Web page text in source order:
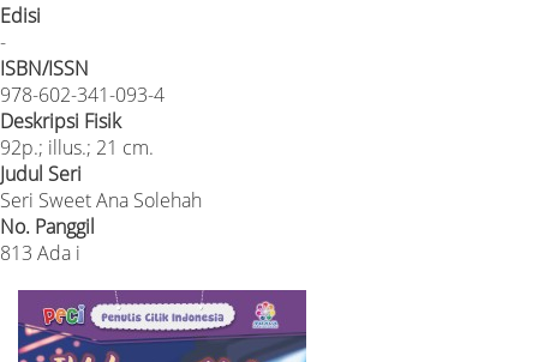
Edisi
-
ISBN/ISSN
978-602-341-093-4
Deskripsi Fisik
92p.; illus.; 21 cm.
Judul Seri
Seri Sweet Ana Solehah
No. Panggil
813 Ada i